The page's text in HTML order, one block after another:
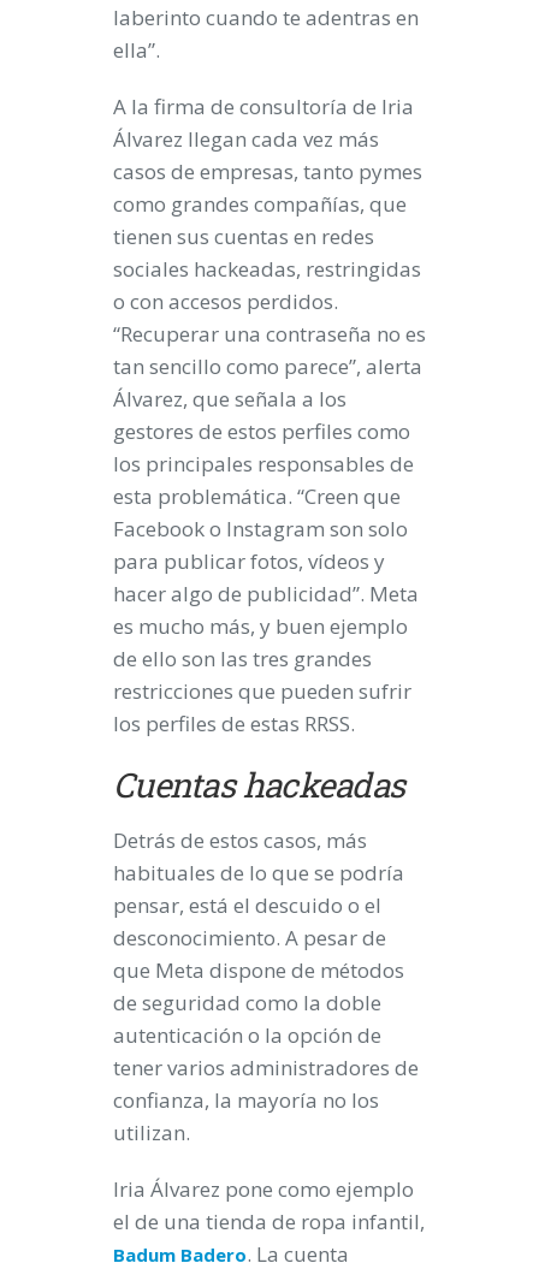
laberinto cuando te adentras en
ella”.
A la firma de consultoría de Iria
Álvarez llegan cada vez más
casos de empresas, tanto pymes
como grandes compañías, que
tienen sus cuentas en redes
sociales hackeadas, restringidas
o con accesos perdidos.
“Recuperar una contraseña no es
tan sencillo como parece”, alerta
Álvarez, que señala a los
gestores de estos perfiles como
los principales responsables de
esta problemática. “Creen que
Facebook o Instagram son solo
para publicar fotos, vídeos y
hacer algo de publicidad”. Meta
es mucho más, y buen ejemplo
de ello son las tres grandes
restricciones que pueden sufrir
los perfiles de estas RRSS.
Cuentas hackeadas
Detrás de estos casos, más
habituales de lo que se podría
pensar, está el descuido o el
desconocimiento. A pesar de
que Meta dispone de métodos
de seguridad como la doble
autenticación o la opción de
tener varios administradores de
confianza, la mayoría no los
utilizan.
Iria Álvarez pone como ejemplo
el de una tienda de ropa infantil,
Badum Badero. La cuenta